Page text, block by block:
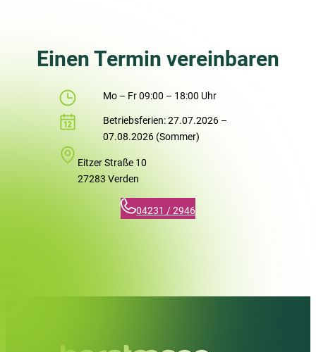
Einen Termin vereinbaren
Mo – Fr 09:00 – 18:00 Uhr
Betriebsferien: 27.07.2026 –
07.08.2026 (Sommer)
Eitzer Straße 10
27283 Verden
04231 / 2946